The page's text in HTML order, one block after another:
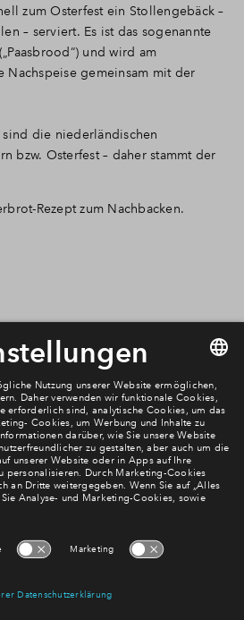
zum Osterfest ein Stollengebäck –
– serviert. Es ist das sogenannte
und wird am
Nachspeise gemeinsam mit der
sind die niederländischen
bzw. Osterfest – daher stammt der
Rezept zum Nachbacken.
Anmeldung
Wohnprojekt keine Neuigkeiten
dem Laufenden – mit unserem
Newsletter informieren wir Sie
und weiterer Neubauprojekte.
Abonnieren